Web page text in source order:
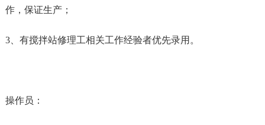
作，保证生产；
3、有搅拌站修理工相关工作经验者优先录用。
操作员：